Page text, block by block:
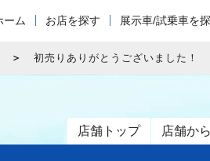
ーム お店を探す 展示車/試乗車を
初売りありがとうございました！
店舗トップ 店舗か